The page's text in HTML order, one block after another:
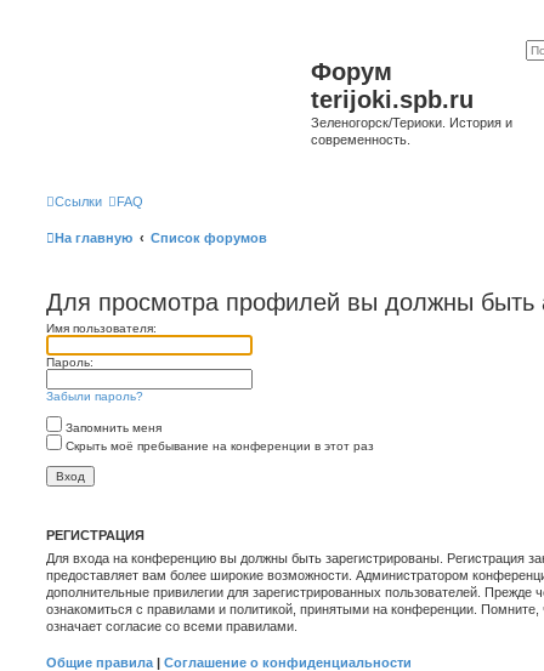
Форум
terijoki.spb.ru
Зеленогорск/Териоки. История и
современность.
Ссылки FAQ
На главную Список форумов
Для просмотра профилей вы должны быть
Имя пользователя:
Пароль:
Забыли пароль?
Запомнить меня
Скрыть моё пребывание на конференции в этот раз
РЕГИСТРАЦИЯ
Для входа на конференцию вы должны быть зарегистрированы. Регистрация
предоставляет вам более широкие возможности. Администратором
дополнительные привилегии для зарегистрированных пользователей. Прежде
ознакомиться с правилами и политикой, принятыми на конференции.
означает согласие со всеми правилами.
Общие правила | Соглашение о конфиденциальности